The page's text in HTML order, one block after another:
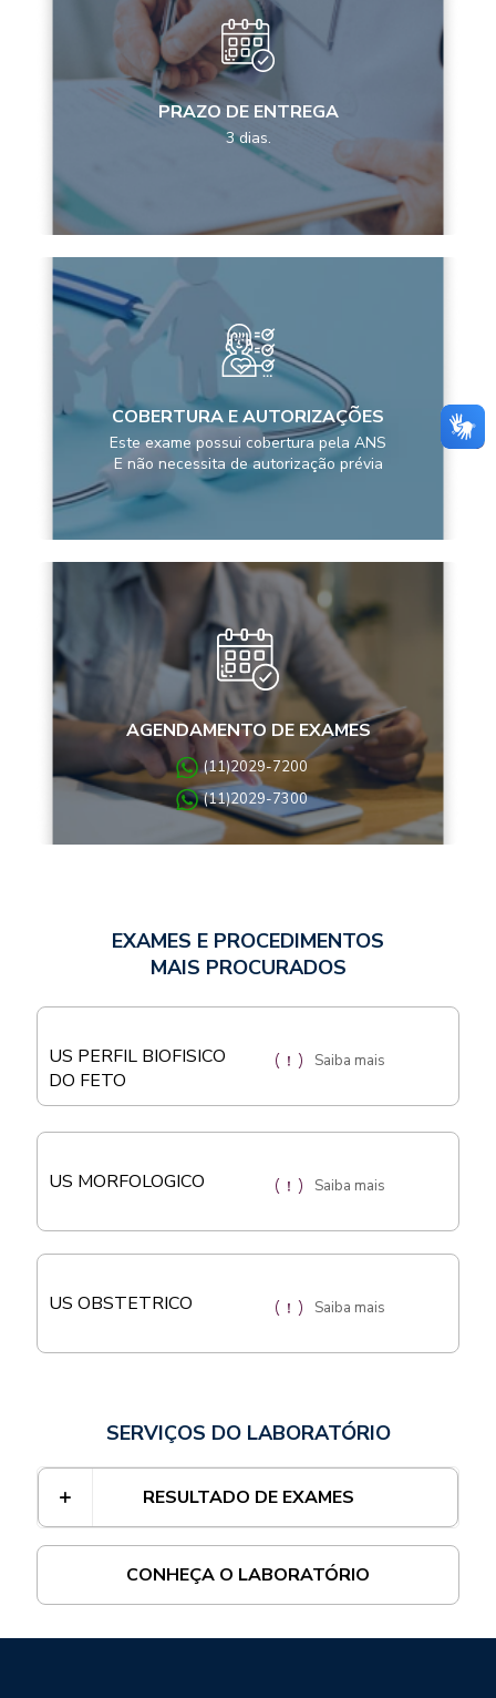
PRAZO DE ENTREGA
3 dias.
COBERTURA E AUTORIZAÇÕES
Este exame possui cobertura pela ANS
E não necessita de autorização prévia
AGENDAMENTO DE EXAMES
(11)2029-7200
(11)2029-7300
EXAMES E PROCEDIMENTOS
MAIS PROCURADOS
US PERFIL BIOFISICO
DO FETO
Saiba mais
US MORFOLOGICO Saiba mais
US OBSTETRICO Saiba mais
SERVIÇOS DO LABORATÓRIO
RESULTADO DE EXAMES
CONHEÇA O LABORATÓRIO